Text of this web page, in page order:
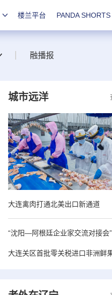
楼兰平台 PANDA SHORTS
融播报
城市远洋
大连禽肉打通北美出口新通道
“沈阳—阿根廷企业家交流对接会
大连关区首批零关税进口非洲鲜